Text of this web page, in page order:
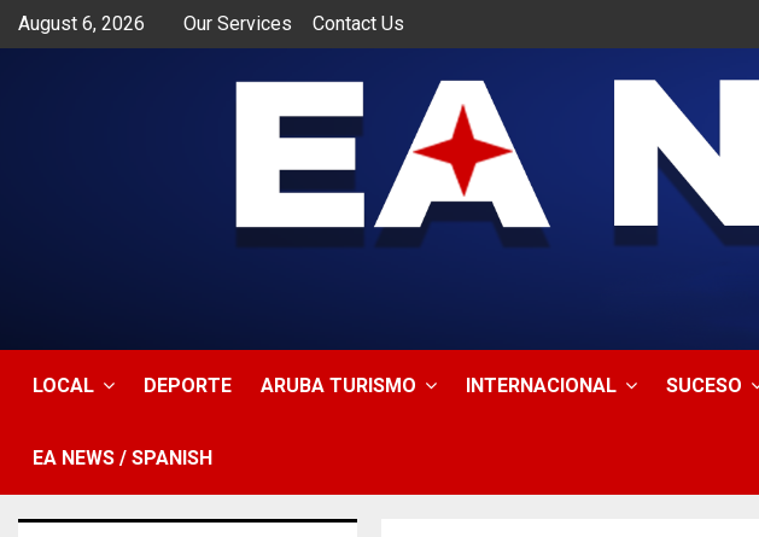
August 6, 2026 Our Services Contact Us
LOCAL DEPORTE ARUBA TURISMO INTERNACIONAL SUCESO
EA NEWS / SPANISH